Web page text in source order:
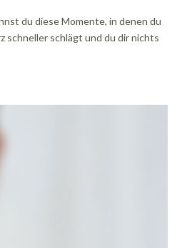
du diese Momente, in denen du
schneller schlägt und du dir nichts